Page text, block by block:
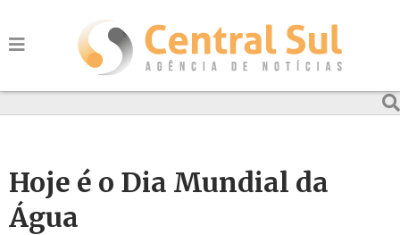
Hoje é o Dia Mundial da
Água